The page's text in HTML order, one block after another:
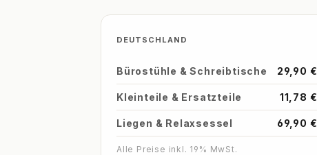
DEUTSCHLAND
Bürostühle & Schreibtische 29,90 €
Kleinteile & Ersatzteile 11,78 €
Liegen & Relaxsessel 69,90 €
Alle Preise inkl. 19% MwSt.